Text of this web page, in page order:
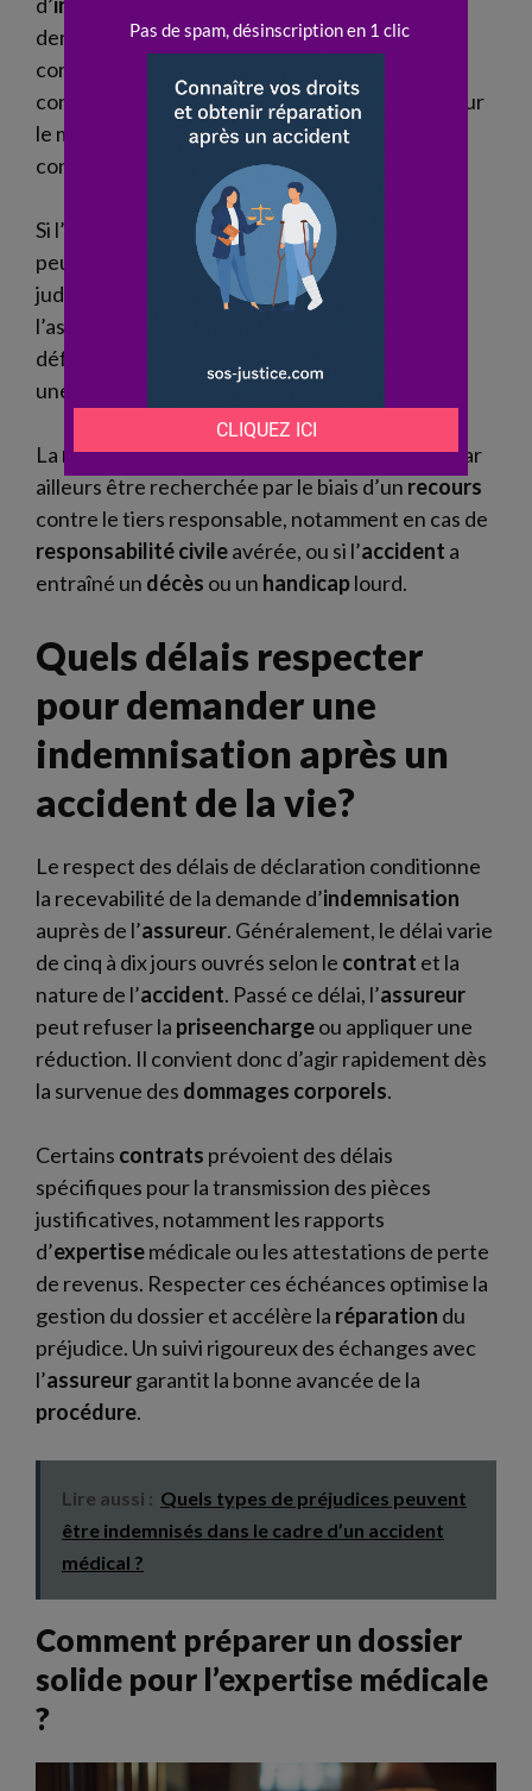
demander uneexpertise médicale
contradictoire. Cette démarche permet de
confronter les avis et d’apporter un éclairage sur
le montant des
préjudiceset lesséquelles
constatées.
Si l’ maintient son offre, la
peut évoluer vers une saisine du tribunal
judiciaire. Cette étape nécessite souvent
l’assistance d’un
défendre les intérêts de la
une
plus juste.
La réparationintégrale desdommagespeut par
ailleurs être recherchée par le biais d’un recours
contre le tiers responsable, notamment en cas de
responsabilité civileavérée, ou si l’accident a
entraîné un décès ou un handicaplourd.
Quels délais respecter
pour demander une
indemnisation après un
accident de la vie?
Le respect des délais de déclaration conditionne
la recevabilité de la demande d’indemnisation
auprès de l’assureur. Généralement, le délai varie
de cinq à dix jours ouvrés selon le contrat et la
nature de l’accident. Passé ce délai, l’assureur
peut refuser la priseenchargeou appliquer une
réduction. Il convient donc d’agir rapidement dès
la survenue des dommages corporels.
Certains contrats prévoient des délais
spécifiques pour la transmission des pièces
justificatives, notamment les rapports
d’expertisemédicale ou les attestations de perte
de revenus. Respecter ces échéances optimise la
gestion du dossier et accélère la réparation du
préjudice. Un suivi rigoureux des échanges avec
l’assureurgarantit la bonne avancée de la
procédure.
Lire aussi : Quels types de préjudices peuvent
être indemnisés dans le cadre d’un accident
médical ?
Comment préparer un dossier
solide pour l’expertise médicale
?